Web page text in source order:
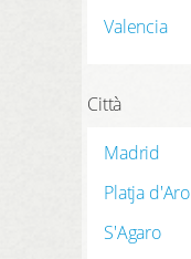
Valencia
Città
Madrid
Platja d'Aro
S'Agaro